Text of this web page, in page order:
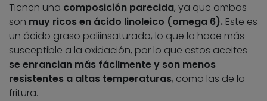
Tienen una composición parecida, ya que ambos
son muy ricos en ácido linoleico (omega 6). Este es
un ácido graso poliinsaturado, lo que lo hace más
susceptible a la oxidación, por lo que estos aceites
se enrancian más fácilmente y son menos
resistentes a altas temperaturas, como las de la
fritura.